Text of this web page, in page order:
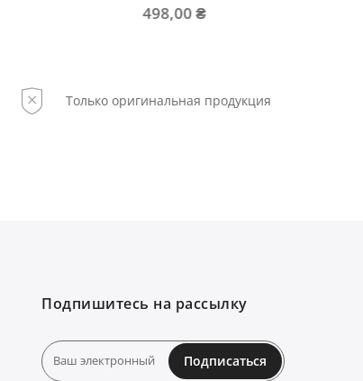
Только оригинальная продукция
Подпишитесь на рассылку
Подписаться